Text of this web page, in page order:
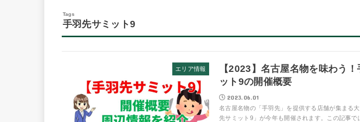
手羽先サミット9
エリア情報
【2023】名古屋名物を味わう！
ット9の開催概要
2023.06.01
名古屋名物の「手羽先」を提供する店舗が集まる
先サミット9」が今年も開催されます。この記事で